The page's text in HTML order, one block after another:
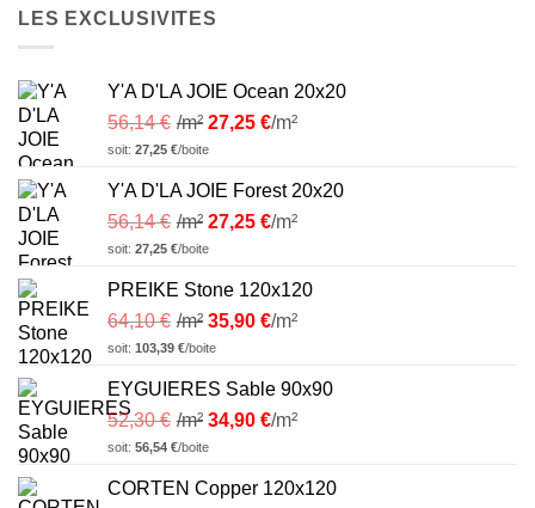
LES EXCLUSIVITES
Y'A D'LA JOIE Ocean 20x20
56,14€ /m² 27,25 €/m²
soit: 27,25 €/boite
Y'A D'LA JOIE Forest 20x20
56,14€ /m² 27,25 €/m²
soit: 27,25 €/boite
PREIKE Stone 120x120
64,10€ /m² 35,90 €/m²
soit: 103,39 €/boite
EYGUIERES Sable 90x90
52,30€ /m² 34,90 €/m²
soit: 56,54 €/boite
CORTEN Copper 120x120